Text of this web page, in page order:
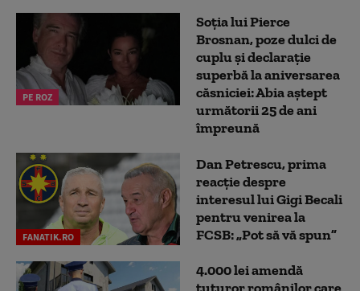
PE ROZ
Soția lui Pierce
Brosnan, poze dulci de
cuplu și declarație
superbă la aniversarea
căsniciei: Abia aștept
următorii 25 de ani
împreună
FANATIK.RO
Dan Petrescu, prima
reacție despre
interesul lui Gigi Becali
pentru venirea la
FCSB: „Pot să vă spun”
4.000 lei amendă